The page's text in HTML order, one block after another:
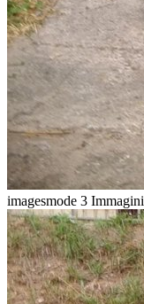
imagesmode 3 Immagini